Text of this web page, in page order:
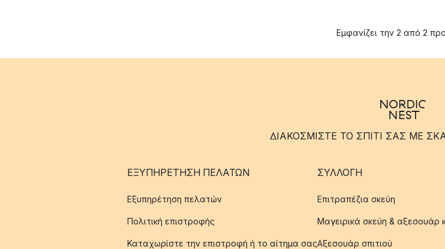
Εμφανίζει την 2 από 2
ΔΙΑΚΟΣΜΙΣΤΕ ΤΟ ΣΠΙΤΙ ΣΑΣ ΜΕ
ΕΞΥΠΗΡΈΤΗΣΗ ΠΕΛΑΤΏΝ
Εξυπηρέτηση πελατών
Πολιτική επιστροφής
Καταχωρίστε την επιστροφή ή το αίτημα σας
ΣΥΛΛΟΓΉ
Επιτραπέζια σκεύη
Μαγειρικά σκεύη & αξεσουάρ
Αξεσουάρ σπιτιού